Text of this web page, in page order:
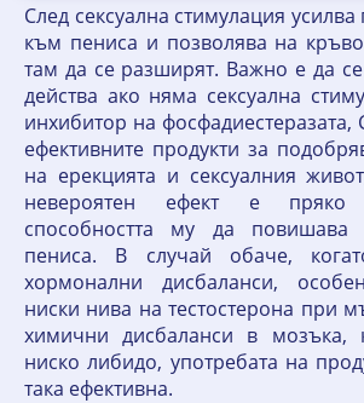
След сексуална стимулация
към пениса и позволява на
там да се разширят. Важно е да
действа ако няма сексуална
инхибитор на фосфадиестеразата,
ефективните продукти за
на ерекцията и сексуалния
невероятен ефект е пряко
способността му да повишава
пениса. В случай обаче,
хормонални дисбаланси,
ниски нива на тестостерона при
химични дисбаланси в мозъка,
ниско либидо, употребата на
така ефективна.